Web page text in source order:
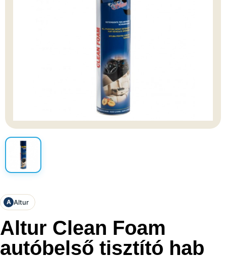
A Altur
Altur Clean Foam
autóbelső tisztító hab